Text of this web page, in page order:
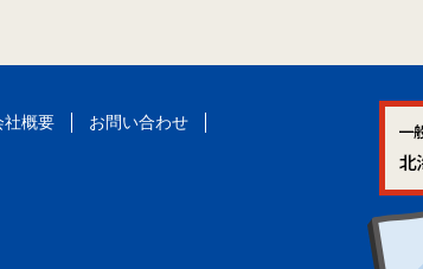
社概要 お問い合わせ